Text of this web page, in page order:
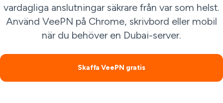
vardagliga anslutningar säkrare från var som helst.
Använd VeePN på Chrome, skrivbord eller mobil
när du behöver en Dubai-server.
Skaffa VeePN gratis